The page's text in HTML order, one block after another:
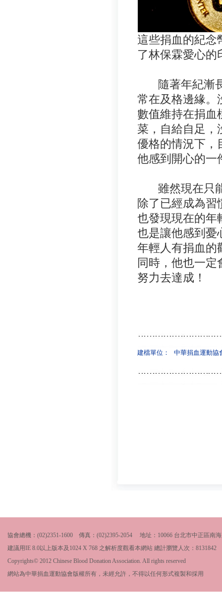
這些捐血的紀念
了林保霖愛心
隨著年紀漸長
常在及格邊緣。
數值維持在捐血
菜，自給自足，
優格的情況下，
他感到開心的一
雖然現在只能
除了已經成為習
也發現現在的年
也是讓他感到憂
年輕人有捐血的
同時，他也一定
努力去達成！
建檔單位： 中華捐血運動協
協會總機：(02)2351-1600 傳真：(02)2395-2054 地址：10066 台北市中正區南
建議用IE 8.0以上版本及1024 X 768 之解析度觀看本網站 總計瀏覽人次： 8131842
Copyrights© 2012 Chinese Blood Donation Association. All rights reserved
網站為中華捐血運動協會版權所有，未經允許，不得以任何形式複製和採用